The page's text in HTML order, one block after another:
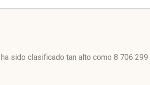
sido clasificado tan alto como 8 706 299